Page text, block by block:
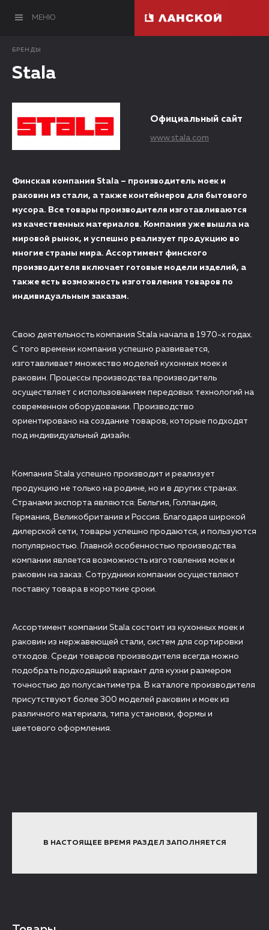
МЕНЮ
БРЕНДЫ
Stala
Официальный сайт
www.stala.com
Финская компания Stala – производитель моек и
раковин из стали, а также контейнеров для бытового
мусора. Все товары производителя изготавливаются
из качественных материалов. Компания уже вышла на
мировой рынок, и успешно реализует продукцию во
многие страны мира. Ассортимент финского
производителя включает готовые модели изделий, а
также есть возможность изготовления товаров по
индивидуальным заказам.
Свою деятельность компания Stala начала в 1970-х годах.
С того времени компания успешно развивается,
изготавливает множество моделей кухонных моек и
раковин. Процессы производства производитель
осуществляет с использованием передовых технологий на
современном оборудовании. Производство
ориентировано на создание товаров, которые подходят
под индивидуальный дизайн.
Компания Stala успешно производит и реализует
продукцию не только на родине, но и в других странах.
Странами экспорта являются: Бельгия, Голландия,
Германия, Великобритания и Россия. Благодаря широкой
дилерской сети, товары успешно продаются, и пользуются
популярностью. Главной особенностью производства
компании является возможность изготовления моек и
раковин на заказ. Сотрудники компании осуществляют
поставку товара в короткие сроки.
Ассортимент компании Stala состоит из кухонных моек и
раковин из нержавеющей стали, систем для сортировки
отходов. Среди товаров производителя всегда можно
подобрать подходящий вариант для кухни размером
точностью до полусантиметра. В каталоге производителя
присутствуют более 300 моделей раковин и моек из
различного материала, типа установки, формы и
цветового оформления.
В НАСТОЯЩЕЕ ВРЕМЯ РАЗДЕЛ ЗАПОЛНЯЕТСЯ